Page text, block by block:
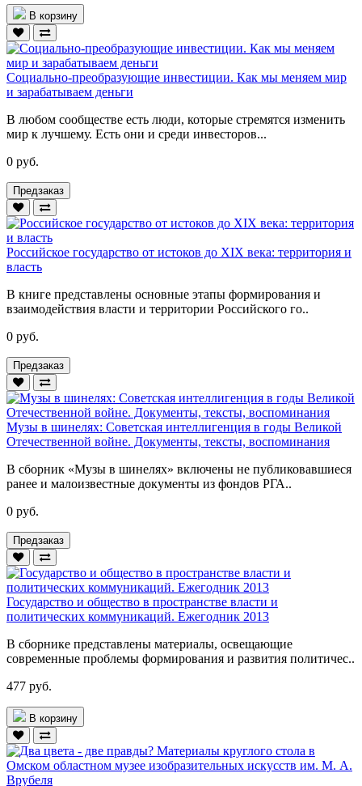
В корзину
Социально-преобразующие инвестиции. Как мы меняем мир
и зарабатываем деньги
В любом сообществе есть люди, которые стремятся изменить
мир к лучшему. Есть они и среди инвесторов...
0 руб.
Предзаказ
Российское государство от истоков до XIX века: территория и
власть
В книге представлены основные этапы формирования и
взаимодействия власти и территории Российского го..
0 руб.
Предзаказ
Музы в шинелях: Советская интеллигенция в годы Великой
Отечественной войне. Документы, тексты, воспоминания
В сборник «Музы в шинелях» включены не публиковавшиеся
ранее и малоизвестные документы из фондов РГА..
0 руб.
Предзаказ
Государство и общество в пространстве власти и
политических коммуникаций. Ежегодник 2013
В сборнике представлены материалы, освещающие
современные проблемы формирования и развития политичес..
477 руб.
В корзину